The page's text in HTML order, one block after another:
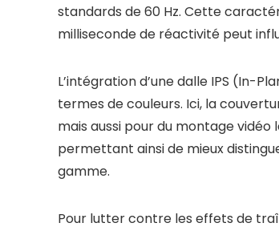
standards de 60 Hz. Cette
milliseconde de réactivité peut
L’intégration d’une dalle IPS (In-
termes de couleurs. Ici, la
mais aussi pour du montage
permettant ainsi de mieux
gamme.
Pour lutter contre les effets de